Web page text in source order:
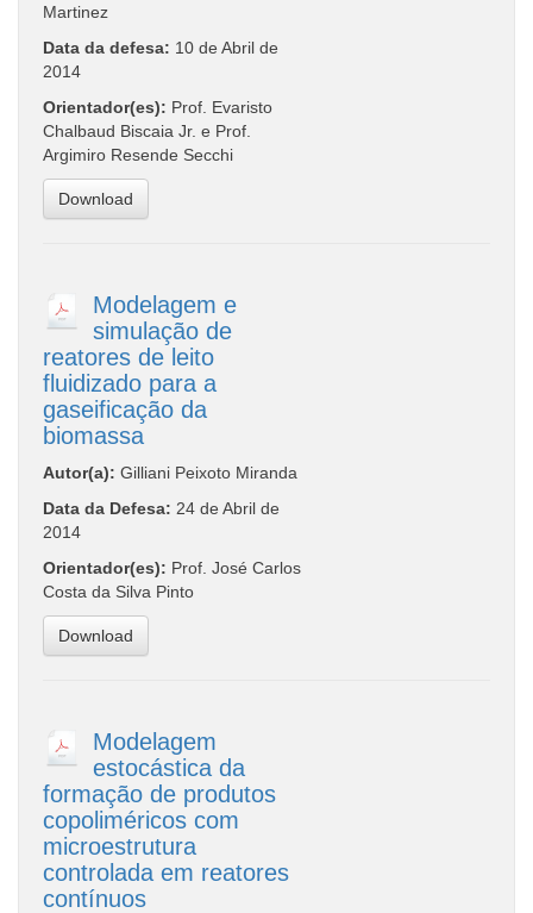
Martinez
Data da defesa: 10 de Abril de
2014
Orientador(es): Prof. Evaristo
Chalbaud Biscaia Jr. e Prof.
Argimiro Resende Secchi
Download
Modelagem e
simulação de
reatores de leito
fluidizado para a
gaseificação da
biomassa
Autor(a): Gilliani Peixoto Miranda
Data da Defesa: 24 de Abril de
2014
Orientador(es): Prof. José Carlos
Costa da Silva Pinto
Download
Modelagem
estocástica da
formação de produtos
copoliméricos com
microestrutura
controlada em reatores
contínuos